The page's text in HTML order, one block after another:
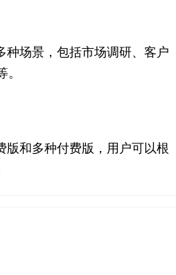
种场景，包括市场调研、客户
版和多种付费版，用户可以根